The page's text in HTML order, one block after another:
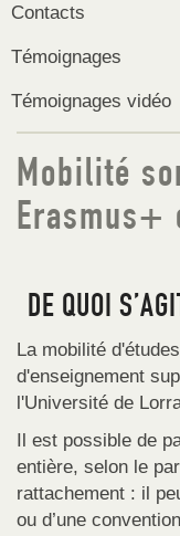
Contacts
Témoignages
Témoignages vidéo
Mobilité
Erasmus+
DE QUOI
La mobilité
d'enseignement
l'Université de
Il est possible de
entière, selon le
rattachement : il
ou d’une